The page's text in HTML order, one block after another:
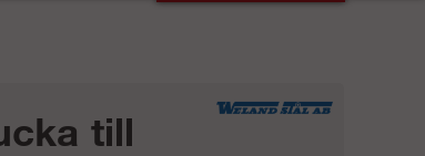
till